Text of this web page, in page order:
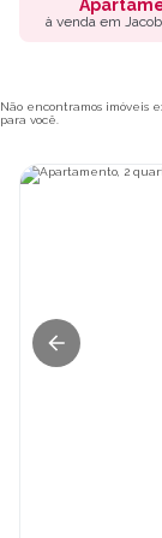
à venda em
Não encontramos imóveis
para você.